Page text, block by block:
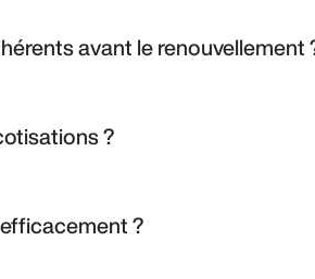
avant le renouvellement
?
?